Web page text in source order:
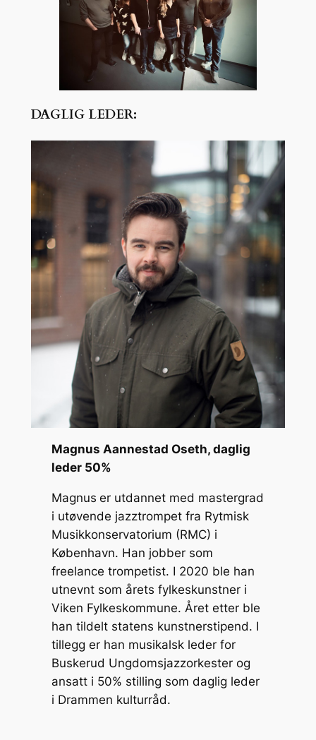
DAGLIG LEDER:
Magnus Aannestad Oseth, daglig
leder 50%
Magnus er utdannet med mastergrad
i utøvende jazztrompet fra Rytmisk
Musikkonservatorium (RMC) i
København. Han jobber som
freelance trompetist. I 2020 ble han
utnevnt som årets fylkeskunstner i
Viken Fylkeskommune. Året etter ble
han tildelt statens kunstnerstipend. I
tillegg er han musikalsk leder for
Buskerud Ungdomsjazzorkester og
ansatt i 50% stilling som daglig leder
i Drammen kulturråd.